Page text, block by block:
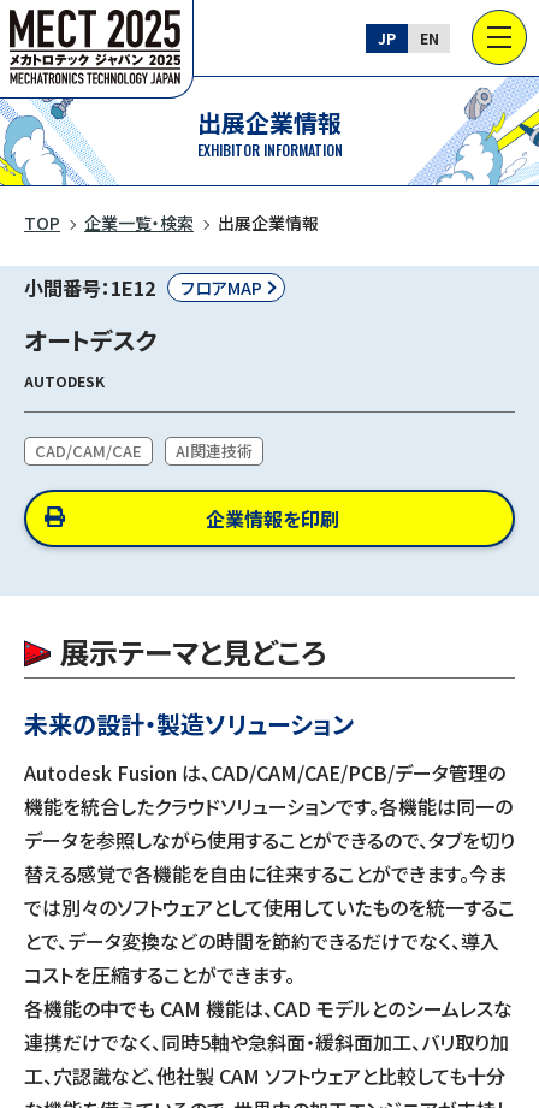
JP EN
出展企業情報
EXHIBITOR INFORMATION
TOP 企業一覧・検索 出展企業情報
小間番号：1E12 フロアMAP
オートデスク
AUTODESK
CAD/CAM/CAE AI関連技術
企業情報を印刷
展示テーマと見どころ
未来の設計・製造ソリューション
Autodesk Fusion は、CAD/CAM/CAE/PCB/データ管理の
機能を統合したクラウドソリューションです。各機能は同一の
データを参照しながら使用することができるので、タブを切り
替える感覚で各機能を自由に往来することができます。今ま
では別々のソフトウェアとして使用していたものを統一するこ
とで、データ変換などの時間を節約できるだけでなく、導入
コストを圧縮することができます。
各機能の中でも CAM 機能は、CAD モデルとのシームレスな
連携だけでなく、同時5軸や急斜面・緩斜面加工、バリ取り加
工、穴認識など、他社製 CAM ソフトウェアと比較しても十分